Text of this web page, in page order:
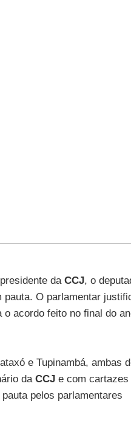
da CCJ, o
pauta. O parlamentar
acordo feito no final do
e Tupinambá, ambas
da CCJ e com cartazes
pelos parlamentares